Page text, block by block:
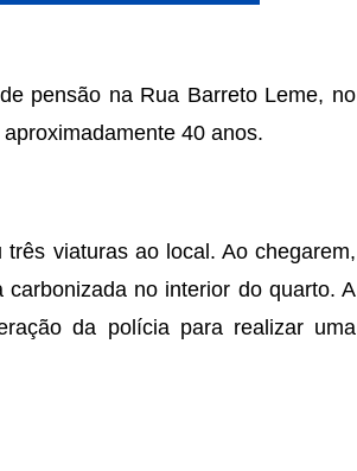
pensão na Rua Barreto Leme, no
40 anos.
viaturas ao local. Ao chegarem,
no interior do quarto. A
da polícia para realizar uma